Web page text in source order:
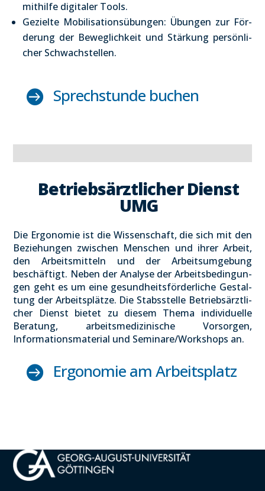
mit­hil­fe digi­ta­ler Tools.
Geziel­te Mobi­li­sa­ti­ons­übun­gen: Übun­gen zur För­
de­rung der Beweg­lich­keit und Stär­kung per­sön­li­
cher Schwach­stel­len.
 Sprech­stun­de buchen
Betriebs­ärzt­li­cher Dienst
UMG
Die Ergo­no­mie ist die Wis­sen­schaft, die sich mit den
Bezie­hun­gen zwi­schen Men­schen und ihrer Arbeit,
den Arbeits­mit­teln und der Arbeits­um­ge­bung
beschäf­tigt. Neben der Ana­ly­se der Arbeits­be­din­gun­
gen geht es um eine gesund­heits­för­der­li­che Gestal­
tung der Arbeits­plät­ze. Die Stabs­stel­le Betriebs­ärzt­li­
cher Dienst bie­tet zu die­sem The­ma indi­vi­du­el­le
Bera­tung, arbeits­me­di­zi­ni­sche Vor­sor­gen,
Informations­material und Seminare/Workshops an.
 Ergo­no­mie am Arbeits­platz